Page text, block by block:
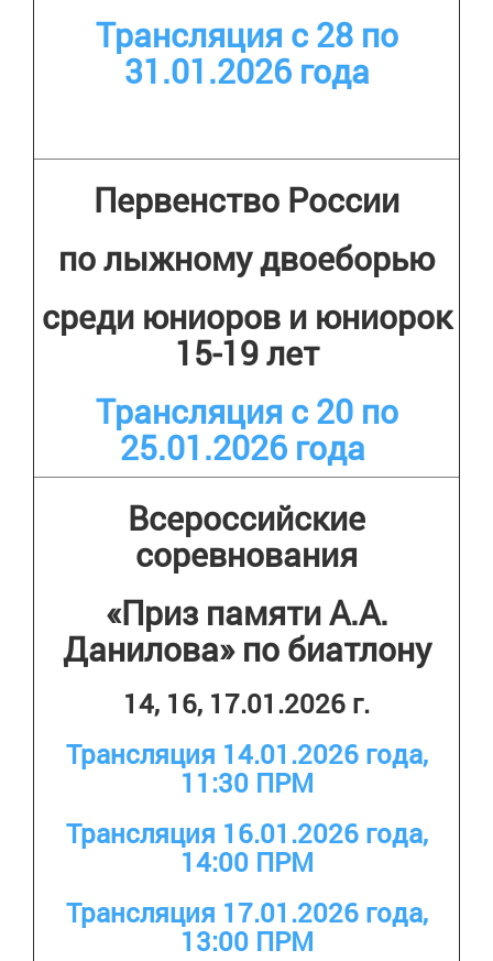
Трансляция с 28 по
31.01.2026 года
Первенство России
по лыжному двоеборью
среди юниоров и юниорок
15-19 лет
Трансляция с 20 по
25.01.2026 года
Всероссийские
соревнования
«Приз памяти А.А.
Данилова» по биатлону
14, 16, 17.01.2026 г.
Трансляция 14.01.2026 года,
11:30 ПРМ
Трансляция 16.01.2026 года,
14:00 ПРМ
Трансляция 17.01.2026 года,
13:00 ПРМ